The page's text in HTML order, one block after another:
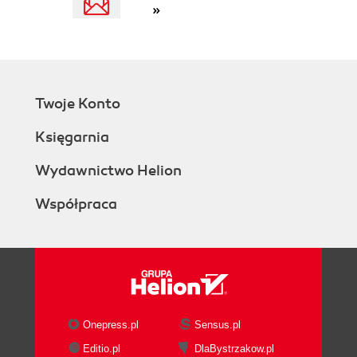
Rutery (63)
Dyski twarde (69)
Uwagi dotyczące klienta sieciowego (72)
Rozdział 4. Tworzenie infrastruktury sieciowej (75)
Podstawy architektur sieciowych (76)
Specyfikacje IEEE i rodzaje kabli (80)
Podstawy sieci IBM Token-Ring (82)
Strategia dostępu do sieci typu token-ring (82)
Standardy IEEE i rodzaje kabli w sieciach
»
Twoje Konto
Księgarnia
Wydawnictwo Helion
Współpraca
Onepress.pl
Sensus.pl
Editio.pl
DlaBystrzakow.pl